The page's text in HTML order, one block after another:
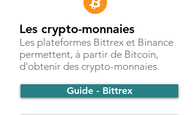
Les crypto-monnaies
Les plateformes Bittrex et Binance
permettent, à partir de Bitcoin,
d'obtenir des crypto-monnaies.
Guide - Bittrex